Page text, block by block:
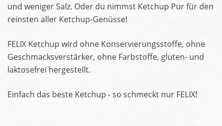
und weniger Salz. Oder du nimmst Ketchup Pur für den
reinsten aller Ketchup-Genüsse!
FELIX Ketchup wird ohne Konservierungsstoffe, ohne
Geschmacksverstärker, ohne Farbstoffe, gluten- und
laktosefrei hergestellt.
Einfach das beste Ketchup - so schmeckt nur FELIX!